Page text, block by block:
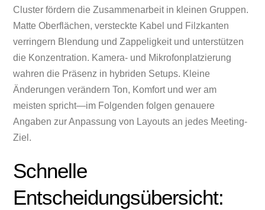
Cluster fördern die Zusammenarbeit in kleinen Gruppen.
Matte Oberflächen, versteckte Kabel und Filzkanten
verringern Blendung und Zappeligkeit und unterstützen
die Konzentration. Kamera- und Mikrofonplatzierung
wahren die Präsenz in hybriden Setups. Kleine
Änderungen verändern Ton, Komfort und wer am
meisten spricht—im Folgenden folgen genauere
Angaben zur Anpassung von Layouts an jedes Meeting-
Ziel.
Schnelle
Entscheidungsübersicht: